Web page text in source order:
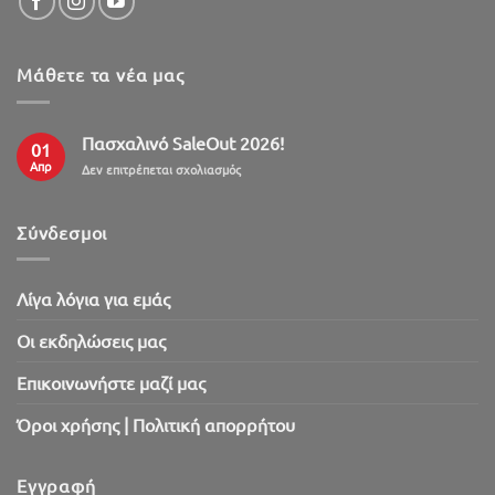
Μάθετε τα νέα μας
01
Απρ
Πασχαλινό SaleOut 2026!
Δεν επιτρέπεται σχολιασμόςστο
Σύνδεσμοι
Λίγα λόγια για εμάς
Oι εκδηλώσεις μας
Επικοινωνήστε μαζί μας
Όροι χρήσης | Πολιτική απορρήτου
Εγγραφή